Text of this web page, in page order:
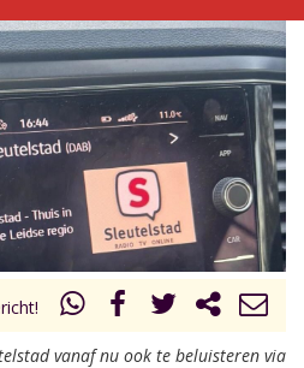
Keanu
1 van 0 Volgend uur
vanaf nu ook te beluisteren via